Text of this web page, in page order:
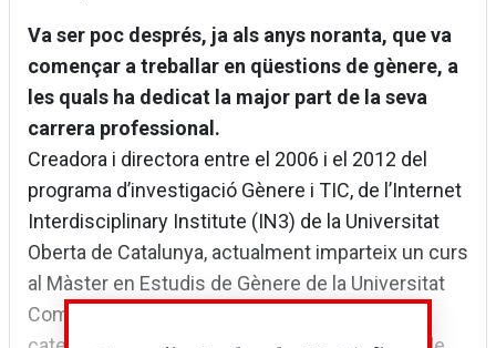
Va ser poc després, ja als anys noranta, que va
començar a treballar en qüestions de gènere, a
les quals ha dedicat la major part de la seva
carrera professional.
Creadora i directora entre el 2006 i el 2012 del
programa d’investigació Gènere i TIC, de l’Internet
Interdisciplinary Institute (IN3) de la Universitat
Oberta de Catalunya, actualment imparteix un curs
al Màster en Estudis de Gènere de la Universitat
Complutense de Madrid, on exerceix com a